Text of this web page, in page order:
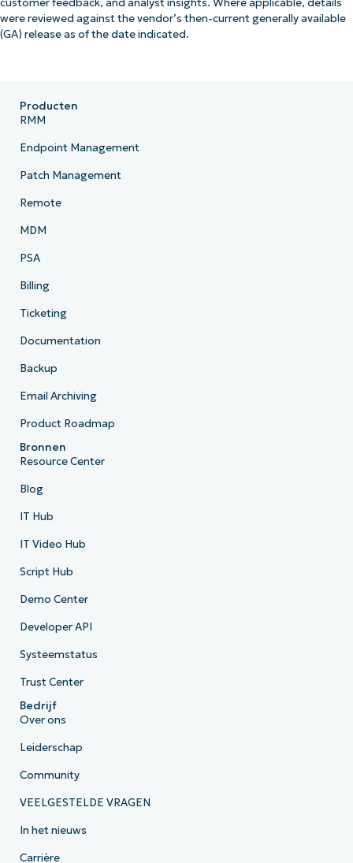
customer feedback, and analyst insights. Where applicable, details
were reviewed against the vendor’s then-current generally available
(GA) release as of the date indicated.
Producten
RMM
Endpoint Management
Patch Management
Remote
MDM
PSA
Billing
Ticketing
Documentation
Backup
Email Archiving
Product Roadmap
Bronnen
Resource Center
Blog
IT Hub
IT Video Hub
Script Hub
Demo Center
Developer API
Systeemstatus
Trust Center
Bedrijf
Over ons
Leiderschap
Community
VEELGESTELDE VRAGEN
In het nieuws
Carrière